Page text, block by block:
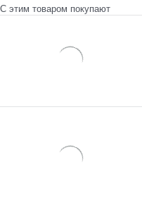
С этим товаром покупают